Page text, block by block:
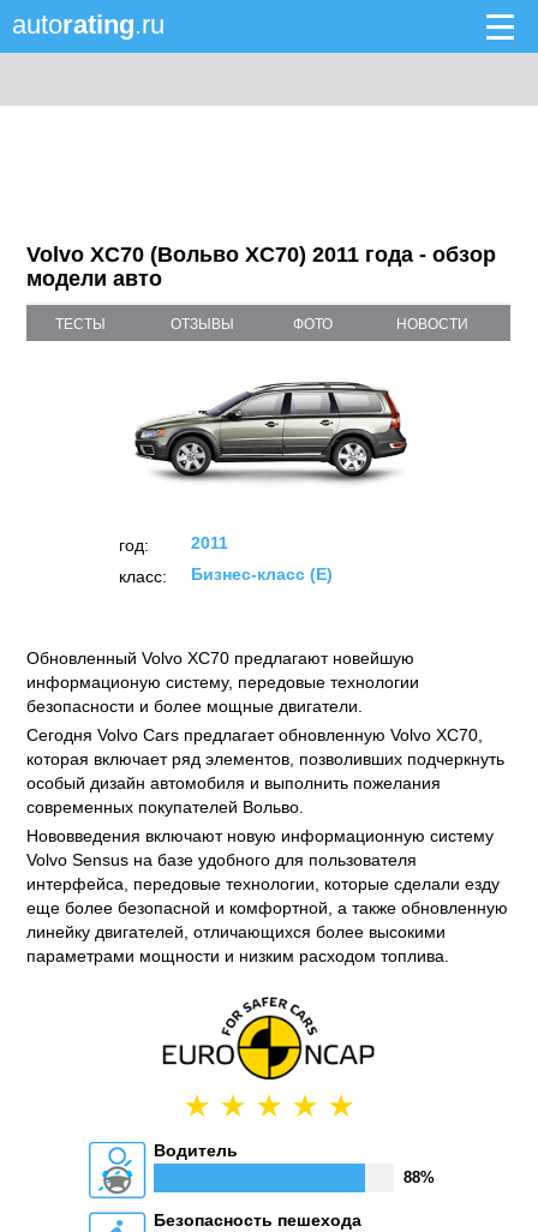
autorating.ru
Volvo XC70 (Вольво XC70) 2011 года - обзор
модели авто
ТЕСТЫ ОТЗЫВЫ ФОТО НОВОСТИ
год:
2011
класс:
Бизнес-класс (E)
Обновленный Volvo XC70 предлагают новейшую
информационую систему, передовые технологии
безопасности и более мощные двигатели.
Сегодня Volvo Cars предлагает обновленную Volvo XC70,
которая включает ряд элементов, позволивших подчеркнуть
особый дизайн автомобиля и выполнить пожелания
современных покупателей Вольво.
Нововведения включают новую информационную систему
Volvo Sensus на базе удобного для пользователя
интерфейса, передовые технологии, которые сделали езду
еще более безопасной и комфортной, а также обновленную
линейку двигателей, отличающихся более высокими
параметрами мощности и низким расходом топлива.
Водитель
88%
Безопасность пешехода